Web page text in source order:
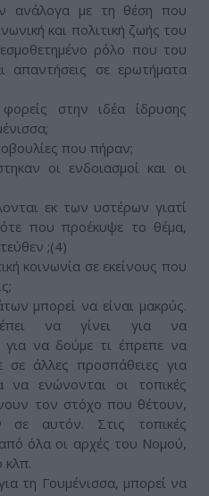
ανάλογα με τη θέση που
και πολιτική ζωής του
ρόλο που του
απαντήσεις σε ερωτήματα
στην ιδέα ίδρυσης
που πήραν;
οι ενδοιασμοί και οι
εκ των υστέρων γιατί
που προέκυψε το θέμα,
;(4)
κοινωνία σε εκείνους που
μπορεί να είναι μακρύς.
να γίνει για να
για να δούμε τι έπρεπε να
σε άλλες προσπάθειες για
ενώνονται οι τοπικές
τον στόχο που θέτουν,
σε αυτόν. Στις τοπικές
όλα οι αρχές του Νομού,
κλπ.
τη Γουμένισσα, μπορεί να